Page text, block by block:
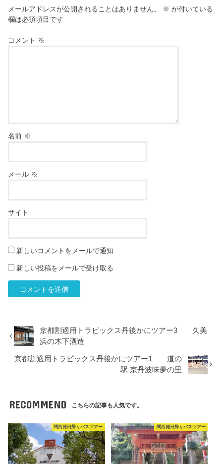
メールアドレスが公開されることはありません。 ※ が付いている
欄は必須項目です
コメント ※
名前 ※
メール ※
サイト
新しいコメントをメールで通知
新しい投稿をメールで受け取る
京都割適用トラピックス丹後かにツアー3 久美
浜の木下酒造
京都割適用トラピックス丹後かにツアー1 道の
駅 京丹波味夢の里
RECOMMEND こちらの記事も人気です。
関西発日帰りバスツアー 関西発日帰りバスツアー